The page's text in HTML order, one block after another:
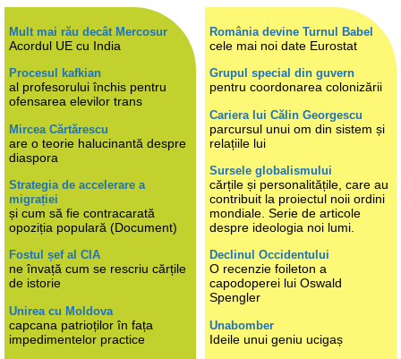
Mult mai rău decât Mercosur
Acordul UE cu India
Procesul kafkian
al profesorului închis pentru
ofensarea elevilor trans
Mircea Cărtărescu
are o teorie halucinantă despre
diaspora
Strategia de accelerare a
migrației
și cum să fie contracarată
opoziția populară (Document)
Fostul șef al CIA
ne învață cum se rescriu cărțile
de istorie
Unirea cu Moldova
capcana patrioților în fața
impedimentelor practice
România devine Turnul Babel
cele mai noi date Eurostat
Grupul special din guvern
pentru coordonarea colonizării
Cariera lui Călin Georgescu
parcursul unui om din sistem și
relațiile lui
Sursele globalismului
cărțile și personalitățile, care au
contribuit la proiectul noii ordini
mondiale. Serie de articole
despre ideologia noi lumi.
Declinul Occidentului
O recenzie foileton a
capodoperei lui Oswald
Spengler
Unabomber
Ideile unui geniu ucigaș